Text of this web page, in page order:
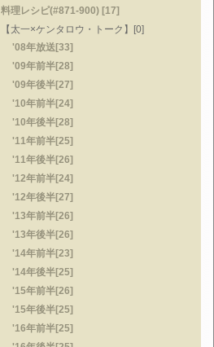
料理レシピ(#871-900) [17]
【太一×ケンタロウ・トーク】[0]
'08年放送[33]
'09年前半[28]
'09年後半[27]
'10年前半[24]
'10年後半[28]
'11年前半[25]
'11年後半[26]
'12年前半[24]
'12年後半[27]
'13年前半[26]
'13年後半[26]
'14年前半[23]
'14年後半[25]
'15年前半[26]
'15年後半[25]
'16年前半[25]